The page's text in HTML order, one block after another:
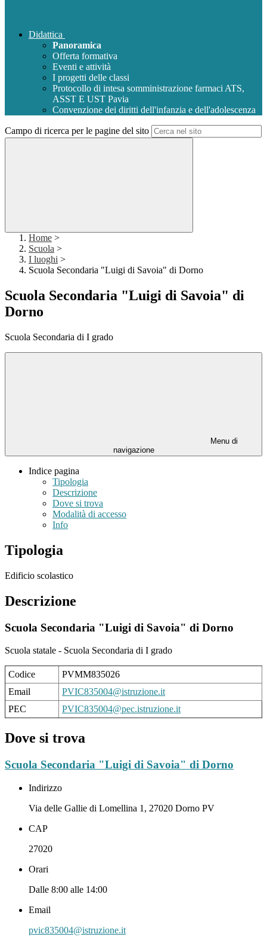
Didattica
Panoramica
Offerta formativa
Eventi e attività
I progetti delle classi
Protocollo di intesa somministrazione farmaci ATS,
ASST E UST Pavia
Convenzione dei diritti dell'infanzia e dell'adolescenza
Campo di ricerca per le pagine del sito
Home >
Scuola >
I luoghi >
Scuola Secondaria "Luigi di Savoia" di Dorno
Scuola Secondaria "Luigi di Savoia" di
Dorno
Scuola Secondaria di I grado
Menu di
navigazione
Indice pagina
Tipologia
Descrizione
Dove si trova
Modalità di accesso
Info
Tipologia
Edificio scolastico
Descrizione
Scuola Secondaria "Luigi di Savoia" di Dorno
Scuola statale - Scuola Secondaria di I grado
Codice
PVMM835026
Email
PVIC835004@istruzione.it
PEC
PVIC835004@pec.istruzione.it
Dove si trova
Scuola Secondaria "Luigi di Savoia" di Dorno
Indirizzo
Via delle Gallie di Lomellina 1, 27020 Dorno PV
CAP
27020
Orari
Dalle 8:00 alle 14:00
Email
pvic835004@istruzione.it